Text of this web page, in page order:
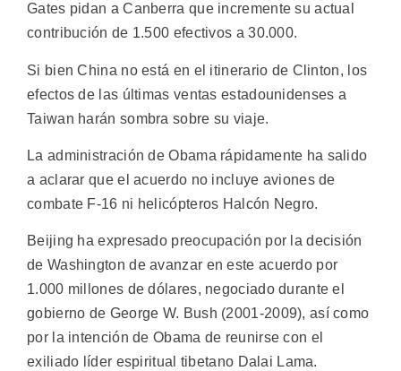
Gates pidan a Canberra que incremente su actual
contribución de 1.500 efectivos a 30.000.
Si bien China no está en el itinerario de Clinton, los
efectos de las últimas ventas estadounidenses a
Taiwan harán sombra sobre su viaje.
La administración de Obama rápidamente ha salido
a aclarar que el acuerdo no incluye aviones de
combate F-16 ni helicópteros Halcón Negro.
Beijing ha expresado preocupación por la decisión
de Washington de avanzar en este acuerdo por
1.000 millones de dólares, negociado durante el
gobierno de George W. Bush (2001-2009), así como
por la intención de Obama de reunirse con el
exiliado líder espiritual tibetano Dalai Lama.